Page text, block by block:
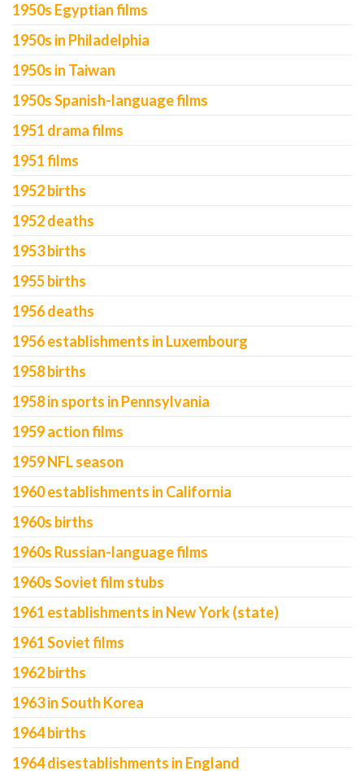
1950s Egyptian films
1950s in Philadelphia
1950s in Taiwan
1950s Spanish-language films
1951 drama films
1951 films
1952 births
1952 deaths
1953 births
1955 births
1956 deaths
1956 establishments in Luxembourg
1958 births
1958 in sports in Pennsylvania
1959 action films
1959 NFL season
1960 establishments in California
1960s births
1960s Russian-language films
1960s Soviet film stubs
1961 establishments in New York (state)
1961 Soviet films
1962 births
1963 in South Korea
1964 births
1964 disestablishments in England